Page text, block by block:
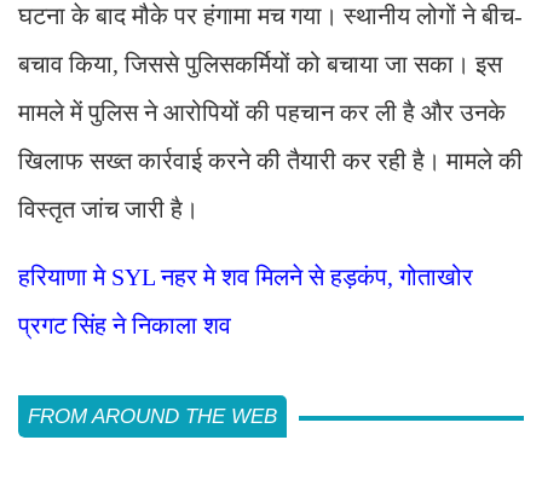
घटना के बाद मौके पर हंगामा मच गया। स्थानीय लोगों ने बीच-
बचाव किया, जिससे पुलिसकर्मियों को बचाया जा सका। इस
मामले में पुलिस ने आरोपियों की पहचान कर ली है और उनके
खिलाफ सख्त कार्रवाई करने की तैयारी कर रही है। मामले की
विस्तृत जांच जारी है।
हरियाणा मे SYL नहर मे शव मिलने से हड़कंप, गोताखोर
प्रगट सिंह ने निकाला शव
FROM AROUND THE WEB